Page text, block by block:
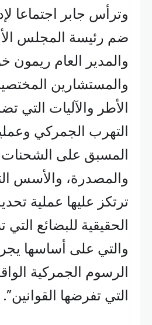
وترأس جابر اجتماعا
ضم رئيسة المجلس
والمدير العام ريمون
والمستشارين
الأطر والآليات التي
التهرب الجمركي
المسبق على الشحنات
والمصدرة، والأسس
ترتكز عليها عملية
الحقيقية للبضائع
والتي على أساسها
الرسوم الجمركية
التي تفرضها القوانين”.